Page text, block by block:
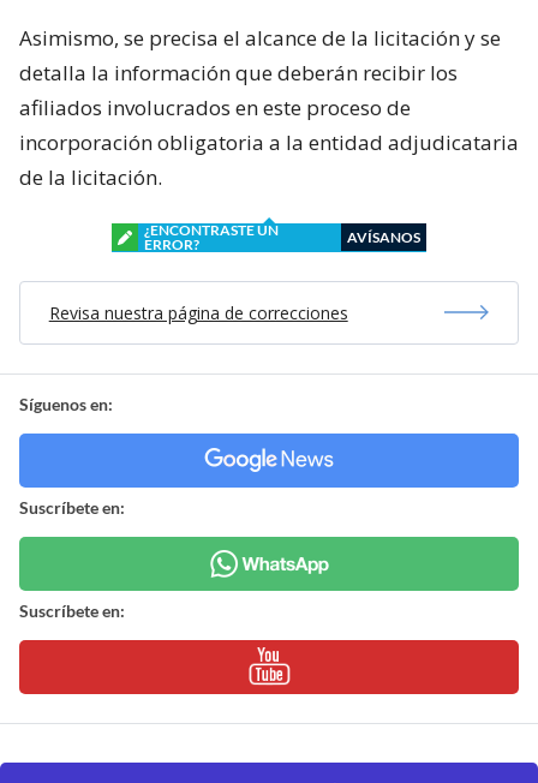
Asimismo, se precisa el alcance de la licitación y se
detalla la información que deberán recibir los
afiliados involucrados en este proceso de
incorporación obligatoria a la entidad adjudicataria
de la licitación.
¿ENCONTRASTE UN
ERROR?
AVÍSANOS
Revisa nuestra página de correcciones
Síguenos en:
Suscríbete en:
Suscríbete en: